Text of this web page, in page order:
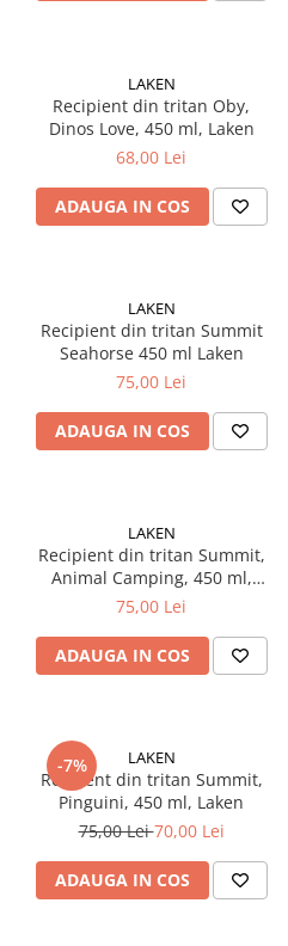
LAKEN
Recipient din tritan Oby,
Dinos Love, 450 ml, Laken
68,00 Lei
ADAUGA IN COS
LAKEN
Recipient din tritan Summit
Seahorse 450 ml Laken
75,00 Lei
ADAUGA IN COS
LAKEN
Recipient din tritan Summit,
Animal Camping, 450 ml,
Laken
75,00 Lei
ADAUGA IN COS
-7% LAKEN
Recipent din tritan Summit,
Pinguini, 450 ml, Laken
75,00 Lei70,00 Lei
ADAUGA IN COS